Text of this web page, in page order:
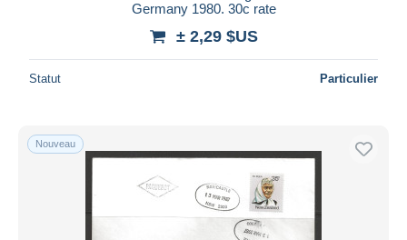
Germany 1980. 30c rate
± 2,29 $US
Statut Particulier
Nouveau